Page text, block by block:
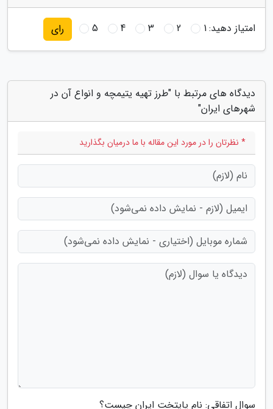
امتیاز دهید:1
2
3
4
5 رای
دیدگاه های مرتبط با "طرز تهیه یتیمچه و انواع آن در
شهرهای ایران"
* نظرتان را در مورد این مقاله با ما درمیان بگذارید
سوال اتفاقی: نام پایتخت ایران چیست؟